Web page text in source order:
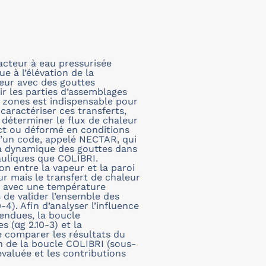
à eau pressurisée
à l’élévation de la
avec des gouttes
parties d’assemblages
est indispensable pour
caractériser ces transferts,
déterminer le flux de chaleur
ou déformé en conditions
code, appelé NECTAR, qui
des gouttes dans
que COLIBRI.
entre la vapeur et la paroi
mais le transfert de chaleur
une température
valider l’ensemble des
4). Afin d’analyser l’influence
la boucle
(αg 2.10-3) et la
comparer les résultats du
la boucle COLIBRI (sous-
et les contributions